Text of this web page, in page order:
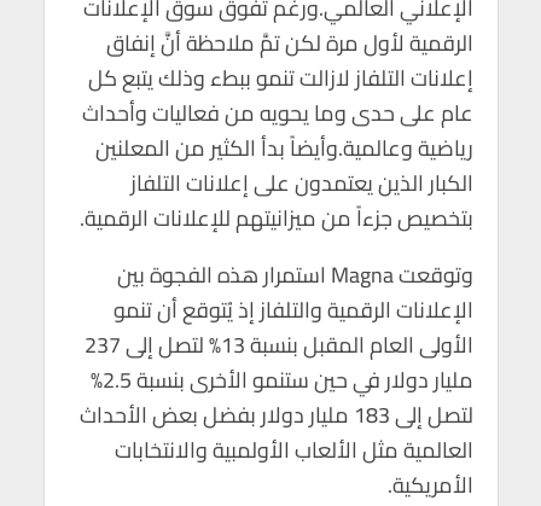
الرقمية لأول مرة لكن تمَّ ملاحظة أنَّ إنفاق
إعلانات التلفاز لازالت تنمو ببطء وذلك يتبع كل
عام على حدى وما يحويه من فعاليات وأحداث
رياضية وعالمية.وأيضاً بدأ الكثير من المعلنين
الكبار الذين يعتمدون على إعلانات التلفاز
بتخصيص جزءاً من ميزانيتهم للإعلانات الرقمية.
وتوقعت Magna استمرار هذه الفجوة بين
الإعلانات الرقمية والتلفاز إذ يُتوقع أن تنمو
الأولى العام المقبل بنسبة 13% لتصل إلى 237
مليار دولار في حين ستنمو الأخرى بنسبة 2.5%
لتصل إلى 183 مليار دولار بفضل بعض الأحداث
العالمية مثل الألعاب الأولمبية والانتخابات
الأمريكية.